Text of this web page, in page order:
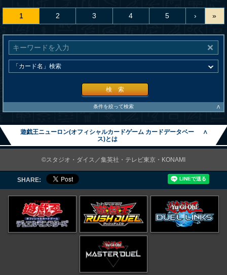
1 2 3 4 5 › »
検 索
条件を絞って検索 ∧
遊戯王ニューロン(オフィシャルカードゲーム カードデータベー
ス)とは
∧
©スタジオ・ダイス／集英社・テレビ東京・KONAMI
SHARE: